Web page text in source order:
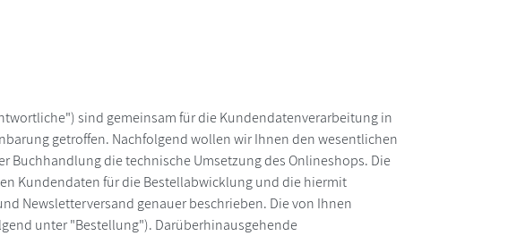
sind gemeinsam für die Kundendatenverarbeitung in
getroffen. Nachfolgend wollen wir Ihnen den wesentlichen
die technische Umsetzung des Onlineshops. Die
Kundendaten für die Bestellabwicklung und die hiermit
Newsletterversand genauer beschrieben. Die von Ihnen
unter "Bestellung"). Darüberhinausgehende